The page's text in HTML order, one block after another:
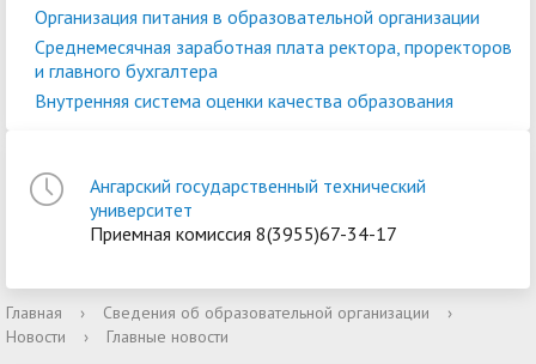
Организация питания в образовательной организации
Среднемесячная заработная плата ректора, проректоров
и главного бухгалтера
Внутренняя система оценки качества образования
Ангарский государственный технический
университет
Приемная комиссия 8(3955)67-34-17
Главная › Сведения об образовательной организации
›
Новости
› Главные новости